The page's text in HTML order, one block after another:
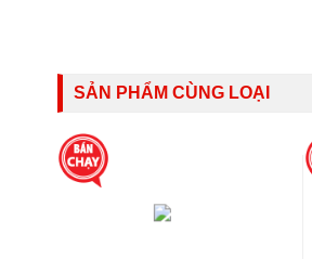
SẢN PHẨM CÙNG LOẠI